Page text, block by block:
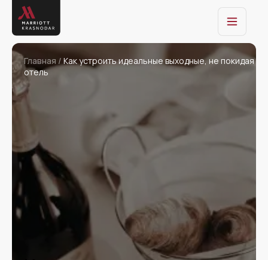
Главная / Как устроить идеальные выходные, не покидая
отель